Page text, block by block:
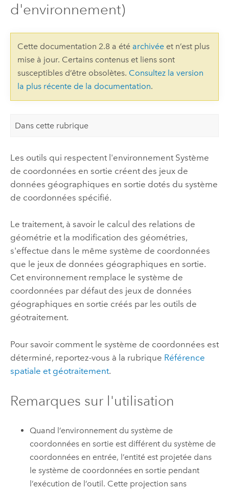
d'environnement)
Cette documentation 2.8 a été archivéeet n’est plus
mise à jour. Certains contenus et liens sont
susceptibles d’être obsolètes. Consultez la version
la plus récente de la documentation.
Dans cette rubrique
Les outils qui respectent l'environnement Système
de coordonnées en sortie créent des jeux de
données géographiques en sortie dotés du système
de coordonnées spécifié.
Le traitement, à savoir le calcul des relations de
géométrie et la modification des géométries,
s'effectue dans le même système de coordonnées
que le jeux de données géographiques en sortie.
Cet environnement remplace le système de
coordonnées par défaut des jeux de données
géographiques en sortie créés par les outils de
géotraitement.
Pour savoir comment le système de coordonnées est
déterminé, reportez-vous à la rubrique Référence
spatiale et géotraitement.
Remarques sur l'utilisation
Quand l’environnement du système de
coordonnées en sortie est différent du système de
coordonnées en entrée, l’entité est projetée dans
le système de coordonnées en sortie pendant
l’exécution de l’outil. Cette projection sans